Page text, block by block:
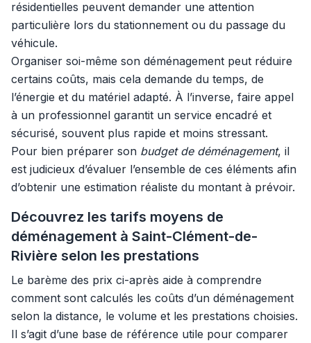
résidentielles peuvent demander une attention
particulière lors du stationnement ou du passage du
véhicule.
Organiser soi-même son déménagement peut réduire
certains coûts, mais cela demande du temps, de
l’énergie et du matériel adapté. À l’inverse, faire appel
à un professionnel garantit un service encadré et
sécurisé, souvent plus rapide et moins stressant.
Pour bien préparer son budget de déménagement, il
est judicieux d’évaluer l’ensemble de ces éléments afin
d’obtenir une estimation réaliste du montant à prévoir.
Découvrez les tarifs moyens de
déménagement à Saint-Clément-de-
Rivière selon les prestations
Le barème des prix ci-après aide à comprendre
comment sont calculés les coûts d’un déménagement
selon la distance, le volume et les prestations choisies.
Il s’agit d’une base de référence utile pour comparer